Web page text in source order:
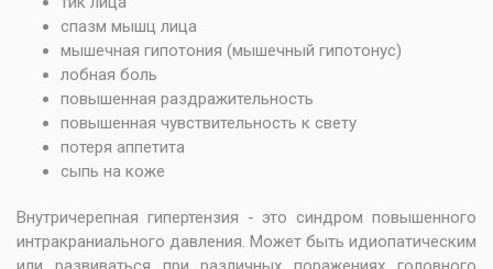
спазм мышц лица
мышечная гипотония (мышечный гипотонус)
лобная боль
повышенная раздражительность
повышенная чувствительность к свету
потеря аппетита
сыпь на коже
Внутричерепная гипертензия - это синдром повышенного
интракраниального давления. Может быть идиопатическим